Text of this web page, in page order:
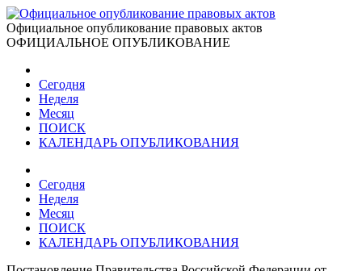
Официальное опубликование правовых актов
ОФИЦИАЛЬНОЕ ОПУБЛИКОВАНИЕ
Сегодня
Неделя
Месяц
ПОИСК
КАЛЕНДАРЬ ОПУБЛИКОВАНИЯ
Сегодня
Неделя
Месяц
ПОИСК
КАЛЕНДАРЬ ОПУБЛИКОВАНИЯ